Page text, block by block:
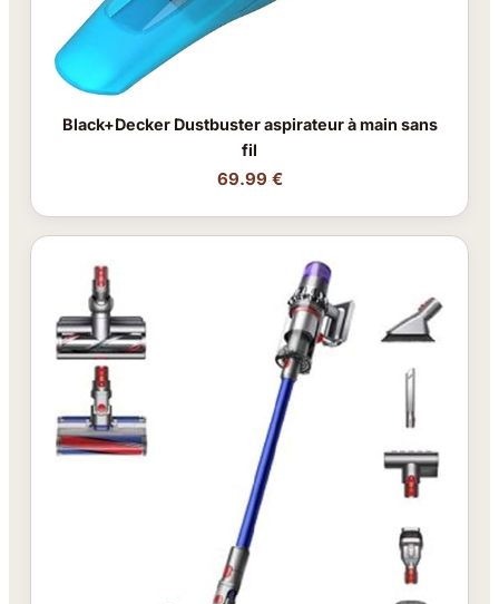
Black+Decker Dustbuster aspirateur à main sans
fil
69.99 €